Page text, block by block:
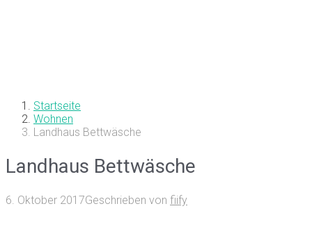
Startseite
Wohnen
Landhaus Bettwäsche
Landhaus Bettwäsche
6. Oktober 2017Geschrieben von fiify